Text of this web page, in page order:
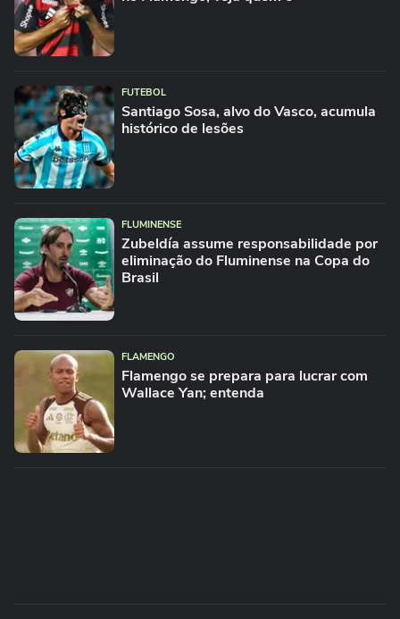
FUTEBOL
Santiago Sosa, alvo do Vasco, acumula
histórico de lesões
FLUMINENSE
Zubeldía assume responsabilidade por
eliminação do Fluminense na Copa do
Brasil
FLAMENGO
Flamengo se prepara para lucrar com
Wallace Yan; entenda